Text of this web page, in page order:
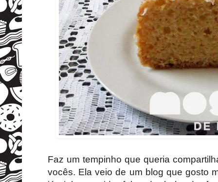
Faz um tempinho que queria
vocês. Ela veio de um blog que gosto